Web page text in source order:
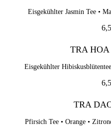
TRA
TRA
Eisgekühlter Jasmin Tee •
TRA
Eisgekühlter
TRA
Pfirsich Tee • Orange •